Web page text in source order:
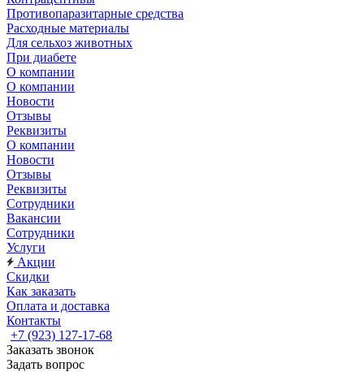
Противопаразитарные средства
Расходные материалы
Для сельхоз животных
При диабете
О компании
О компании
Новости
Отзывы
Реквизиты
О компании
Новости
Отзывы
Реквизиты
Сотрудники
Вакансии
Сотрудники
Услуги
Акции
Скидки
Как заказать
Оплата и доставка
Контакты
+7 (923) 127-17-68
Заказать звонок
Задать вопрос